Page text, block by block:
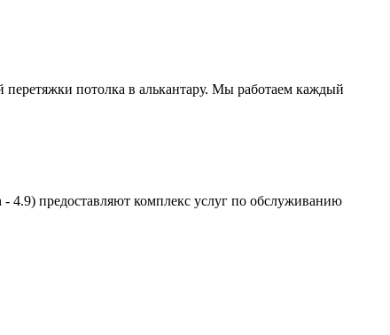
перетяжки потолка в алькантару. Мы работаем каждый
предоставляют комплекс услуг по обслуживанию